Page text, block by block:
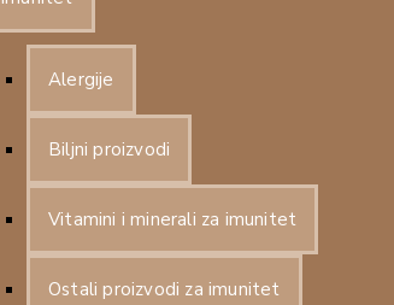
Alergije
Biljni proizvodi
Vitamini i minerali za imunitet
Ostali proizvodi za imunitet